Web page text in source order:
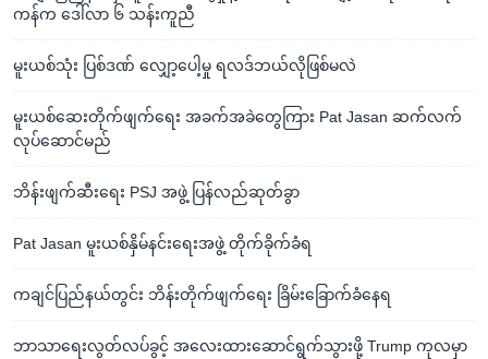
ကန်က ဒေါ်လာ ၆ သန်းကူညီ
မူးယစ်သုံး ပြစ်ဒဏ် လျှော့ပေါ့မှု ရလဒ်ဘယ်လိုဖြစ်မလဲ
မူးယစ်ဆေးတိုက်ဖျက်ရေး အခက်အခဲတွေကြား Pat Jasan ဆက်လက်
လုပ်ဆောင်မည်
ဘိန်းဖျက်ဆီးရေး PSJ အဖွဲ့ ပြန်လည်ဆုတ်ခွာ
Pat Jasan မူးယစ်နှိမ်နင်းရေးအဖွဲ့ တိုက်ခိုက်ခံရ
ကချင်ပြည်နယ်တွင်း ဘိန်းတိုက်ဖျက်ရေး ခြိမ်းခြောက်ခံနေရ
ဘာသာရေးလွတ်လပ်ခွင့် အလေးထားဆောင်ရွက်သွားဖို့ Trump ကုလမှာ